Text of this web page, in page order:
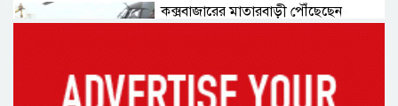
কক্সবাজারের মাতারবাড়ী পৌঁছেছেন
প্রধানমন্ত্রী